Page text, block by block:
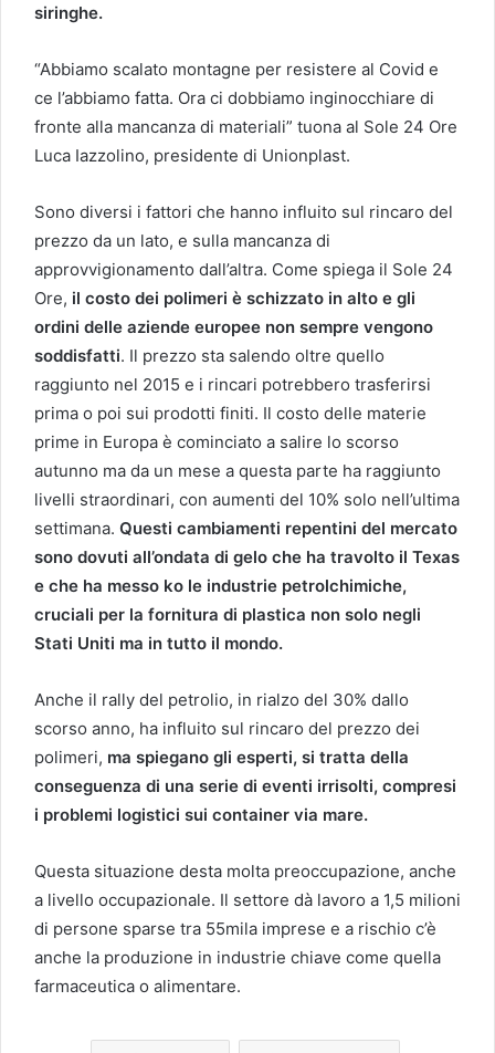
siringhe.
“Abbiamo scalato montagne per resistere al Covid e
ce l’abbiamo fatta. Ora ci dobbiamo inginocchiare di
fronte alla mancanza di materiali” tuona al Sole 24 Ore
Luca Iazzolino, presidente di Unionplast.
Sono diversi i fattori che hanno influito sul rincaro del
prezzo da un lato, e sulla mancanza di
approvvigionamento dall’altra. Come spiega il Sole 24
Ore, il costo dei polimeri è schizzato in alto e gli
ordini delle aziende europee non sempre vengono
soddisfatti. Il prezzo sta salendo oltre quello
raggiunto nel 2015 e i rincari potrebbero trasferirsi
prima o poi sui prodotti finiti. Il costo delle materie
prime in Europa è cominciato a salire lo scorso
autunno ma da un mese a questa parte ha raggiunto
livelli straordinari, con aumenti del 10% solo nell’ultima
settimana. Questi cambiamenti repentini del mercato
sono dovuti all’ondata di gelo che ha travolto il Texas
e che ha messo ko le industrie petrolchimiche,
cruciali per la fornitura di plastica non solo negli
Stati Uniti ma in tutto il mondo.
Anche il rally del petrolio, in rialzo del 30% dallo
scorso anno, ha influito sul rincaro del prezzo dei
polimeri, ma spiegano gli esperti, si tratta della
conseguenza di una serie di eventi irrisolti, compresi
i problemi logistici sui container via mare.
Questa situazione desta molta preoccupazione, anche
a livello occupazionale. Il settore dà lavoro a 1,5 milioni
di persone sparse tra 55mila imprese e a rischio c’è
anche la produzione in industrie chiave come quella
farmaceutica o alimentare.